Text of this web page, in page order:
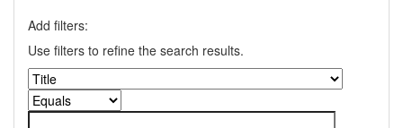
Add filters:
Use filters to refine the search results.